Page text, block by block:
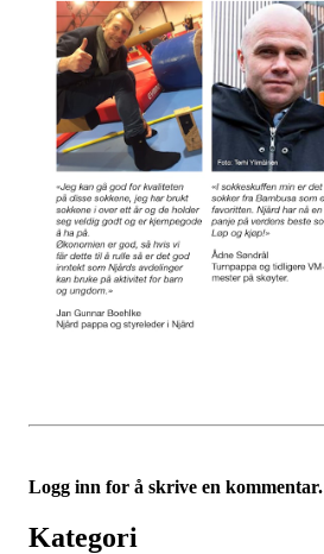
Logg inn for å skrive en kommentar.
Kategori